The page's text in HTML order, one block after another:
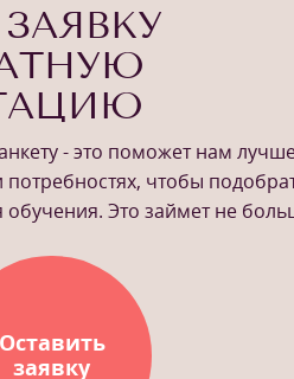
- это поможет нам
чтобы
обучения. Это займет не
Оставить
заявку